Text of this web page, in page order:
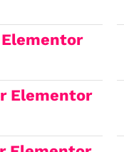
Elementor